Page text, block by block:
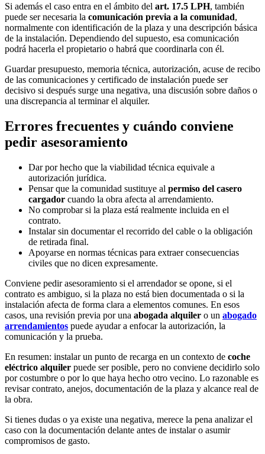
Si además el caso entra en el ámbito del art. 17.5 LPH, también
puede ser necesaria la comunicación previa a la comunidad,
normalmente con identificación de la plaza y una descripción básica
de la instalación. Dependiendo del supuesto, esa comunicación
podrá hacerla el propietario o habrá que coordinarla con él.
Guardar presupuesto, memoria técnica, autorización, acuse de recibo
de las comunicaciones y certificado de instalación puede ser
decisivo si después surge una negativa, una discusión sobre daños o
una discrepancia al terminar el alquiler.
Errores frecuentes y cuándo conviene
pedir asesoramiento
Dar por hecho que la viabilidad técnica equivale a
autorización jurídica.
Pensar que la comunidad sustituye al permiso del casero
cargador cuando la obra afecta al arrendamiento.
No comprobar si la plaza está realmente incluida en el
contrato.
Instalar sin documentar el recorrido del cable o la obligación
de retirada final.
Apoyarse en normas técnicas para extraer consecuencias
civiles que no dicen expresamente.
Conviene pedir asesoramiento si el arrendador se opone, si el
contrato es ambiguo, si la plaza no está bien documentada o si la
instalación afecta de forma clara a elementos comunes. En esos
casos, una revisión previa por una abogada alquiler o un abogado
arrendamientos puede ayudar a enfocar la autorización, la
comunicación y la prueba.
En resumen: instalar un punto de recarga en un contexto de coche
eléctrico alquiler puede ser posible, pero no conviene decidirlo solo
por costumbre o por lo que haya hecho otro vecino. Lo razonable es
revisar contrato, anejos, documentación de la plaza y alcance real de
la obra.
Si tienes dudas o ya existe una negativa, merece la pena analizar el
caso con la documentación delante antes de instalar o asumir
compromisos de gasto.